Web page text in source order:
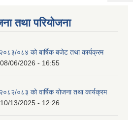
तथा परियोजना
०८४ को बार्षिक बजेट तथा कार्यक्रम
08/06/2026 - 16:55
०८३ को वार्षिक योजना तथा कार्यक्रम
10/13/2025 - 12:26